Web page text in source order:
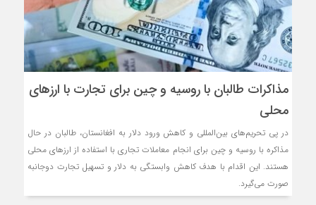
مذاکرات طالبان با روسیه و چین برای تجارت با ارزهای
محلی
در پی تحریم‌های بین‌المللی و کاهش ورود دلار به افغانستان، طالبان در حال
مذاکره با روسیه و چین برای انجام معاملات تجاری با استفاده از ارزهای محلی
هستند. این اقدام با هدف کاهش وابستگی به دلار و تسهیل تجارت دوجانبه
صورت می‌گیرد.